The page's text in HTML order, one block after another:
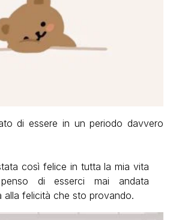
di essere in un periodo davvero
così felice in tutta la mia vita
di esserci mai andata
alla felicità che sto provando.